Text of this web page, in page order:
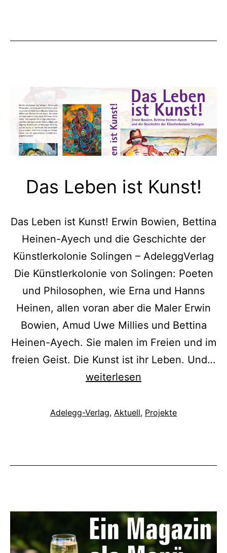
Rudi
Das Leben ist Kunst!
Das Leben ist Kunst! Erwin Bowien, Bettina
Heinen-Ayech und die Geschichte der
Künstlerkolonie Solingen – AdeleggVerlag
Die Künstlerkolonie von Solingen: Poeten
und Philosophen, wie Erna und Hanns
Heinen, allen voran aber die Maler Erwin
Bowien, Amud Uwe Millies und Bettina
Heinen-Ayech. Sie malen im Freien und im
freien Geist. Die Kunst ist ihr Leben. Und…
Das
ist
weiterlesen
Kategorisiert
Adelegg-Verlag, Aktuell, Projekte